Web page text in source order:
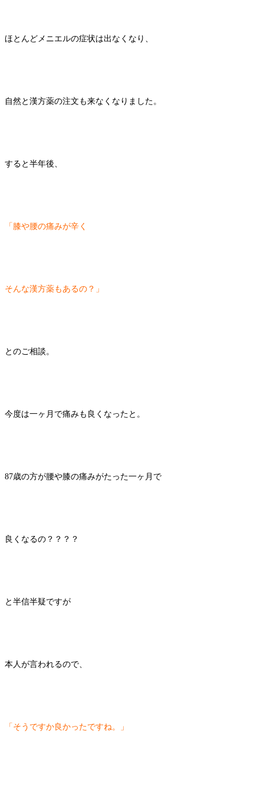
ほとんどメニエルの症状は出なくなり、
自然と漢方薬の注文も来なくなりました。
すると半年後、
「膝や腰の痛みが辛く
そんな漢方薬もあるの？」
とのご相談。
今度は一ヶ月で痛みも良くなったと。
87歳の方が腰や膝の痛みがたった一ヶ月で
良くなるの？？？？
と半信半疑ですが
本人が言われるので、
「そうですか良かったですね。」